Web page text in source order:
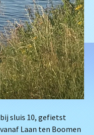
sluis 10, gefietst
Laan ten Boomen